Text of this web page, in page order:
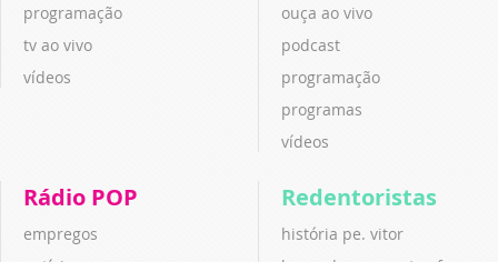
programação
tv ao vivo
vídeos
ouça ao vivo
podcast
programação
programas
vídeos
Rádio POP
empregos
Redentoristas
história pe. vitor